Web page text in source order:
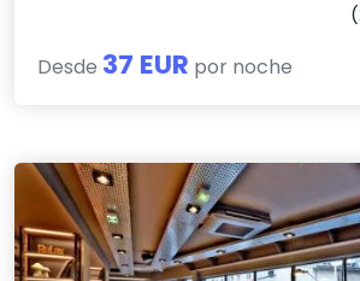
Desde 37 EUR por noche